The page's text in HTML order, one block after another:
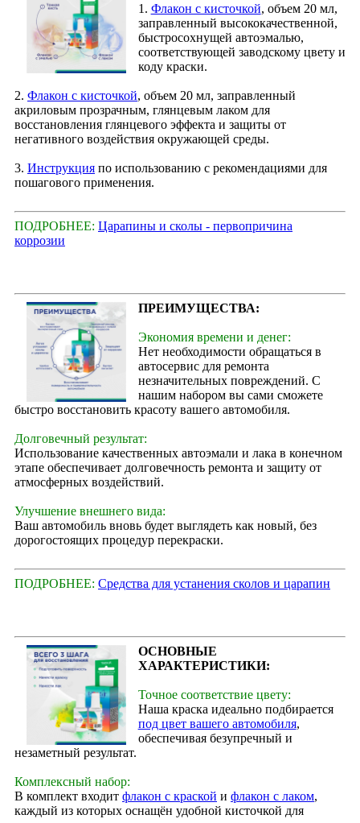
1. Флакон с кисточкой, объем 20 мл,
заправленный высококачественной,
быстросохнущей автоэмалью,
соответствующей заводскому цвету и
коду краски.
2. Флакон с кисточкой, объем 20 мл, заправленный
акриловым прозрачным, глянцевым лаком для
восстановления глянцевого эффекта и защиты от
негативного воздействия окружающей среды.
3. Инструкция по использованию с рекомендациями для
пошагового применения.
ПОДРОБНЕЕ: Царапины и сколы - первопричина
коррозии
ПРЕИМУЩЕСТВА:
Экономия времени и денег:
Нет необходимости обращаться в
автосервис для ремонта
незначительных повреждений. С
нашим набором вы сами сможете
быстро восстановить красоту вашего автомобиля.
Долговечный результат:
Использование качественных автоэмали и лака в конечном
этапе обеспечивает долговечность ремонта и защиту от
атмосферных воздействий.
Улучшение внешнего вида:
Ваш автомобиль вновь будет выглядеть как новый, без
дорогостоящих процедур перекраски.
ПОДРОБНЕЕ: Средства для устанения сколов и царапин
ОСНОВНЫЕ
ХАРАКТЕРИСТИКИ:
Точное соответствие цвету:
Наша краска идеально подбирается
под цвет вашего автомобиля,
обеспечивая безупречный и
незаметный результат.
Комплексный набор:
В комплект входит флакон с краской и флакон с лаком,
каждый из которых оснащён удобной кисточкой для